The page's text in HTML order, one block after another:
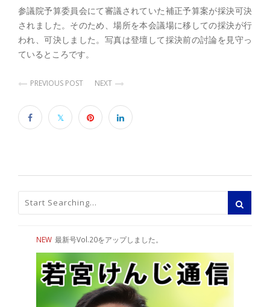
参議院予算委員会にて審議されていた補正予算案が採決可決
されました。そのため、場所を本会議場に移しての採決が行
われ、可決しました。写真は登壇して採決前の討論を見守っ
ているところです。
PREVIOUS POST NEXT
NEW 最新号Vol.20をアップしました。